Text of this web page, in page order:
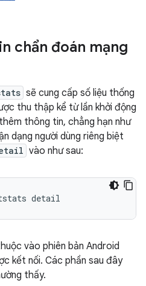
chẩn đoán mạng
sẽ cung cấp số liệu thống
thu thập kể từ lần khởi động
thông tin, chẳng hạn như
dạng người dùng riêng biệt
vào như sau:
vào phiên bản Android
kết nối. Các phần sau đây
thấy.